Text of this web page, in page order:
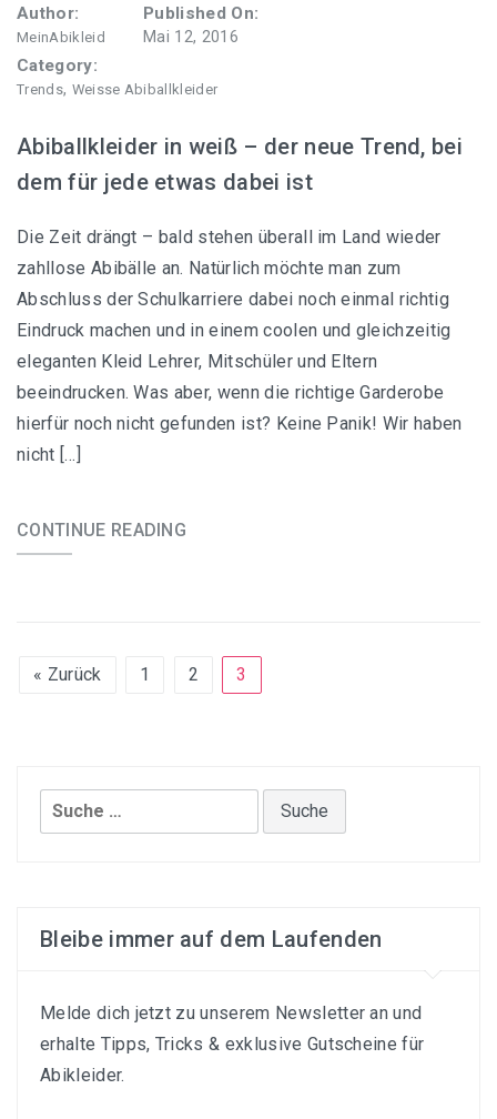
Author:
MeinAbikleid
Published On:
Mai 12, 2016
Category:
Trends, Weisse Abiballkleider
Abiballkleider in weiß – der neue Trend, bei
dem für jede etwas dabei ist
Die Zeit drängt – bald stehen überall im Land wieder
zahllose Abibälle an. Natürlich möchte man zum
Abschluss der Schulkarriere dabei noch einmal richtig
Eindruck machen und in einem coolen und gleichzeitig
eleganten Kleid Lehrer, Mitschüler und Eltern
beeindrucken. Was aber, wenn die richtige Garderobe
hierfür noch nicht gefunden ist? Keine Panik! Wir haben
nicht […]
CONTINUE READING
« Zurück 1 2 3
Suche
nach:
Bleibe immer auf dem Laufenden
Melde dich jetzt zu unserem Newsletter an und
erhalte Tipps, Tricks & exklusive Gutscheine für
Abikleider.